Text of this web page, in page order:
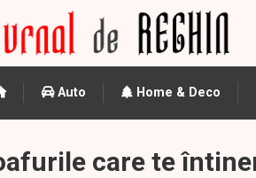
Auto Home & Deco
care te